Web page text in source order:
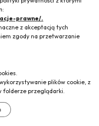
– 110
prawne/.
z akceptacją tych
zgody na przetwarzanie
plików cookie, z
folderze przeglądarki.